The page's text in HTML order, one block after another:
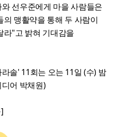
선우준에게 마을 사람들은
맹활약을 통해 두 사람이
라"고 밝혀 기대감을
솔' 11회는 오는 11일 (수) 밤
어 박채원)